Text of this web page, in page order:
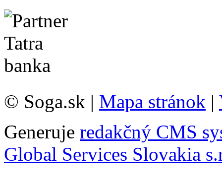
© Soga.sk | Mapa stránok |
Generuje redakčný CMS
Global Services Slovakia